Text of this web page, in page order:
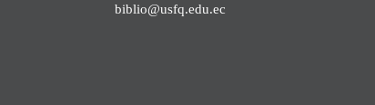
biblio@usfq.edu.ec